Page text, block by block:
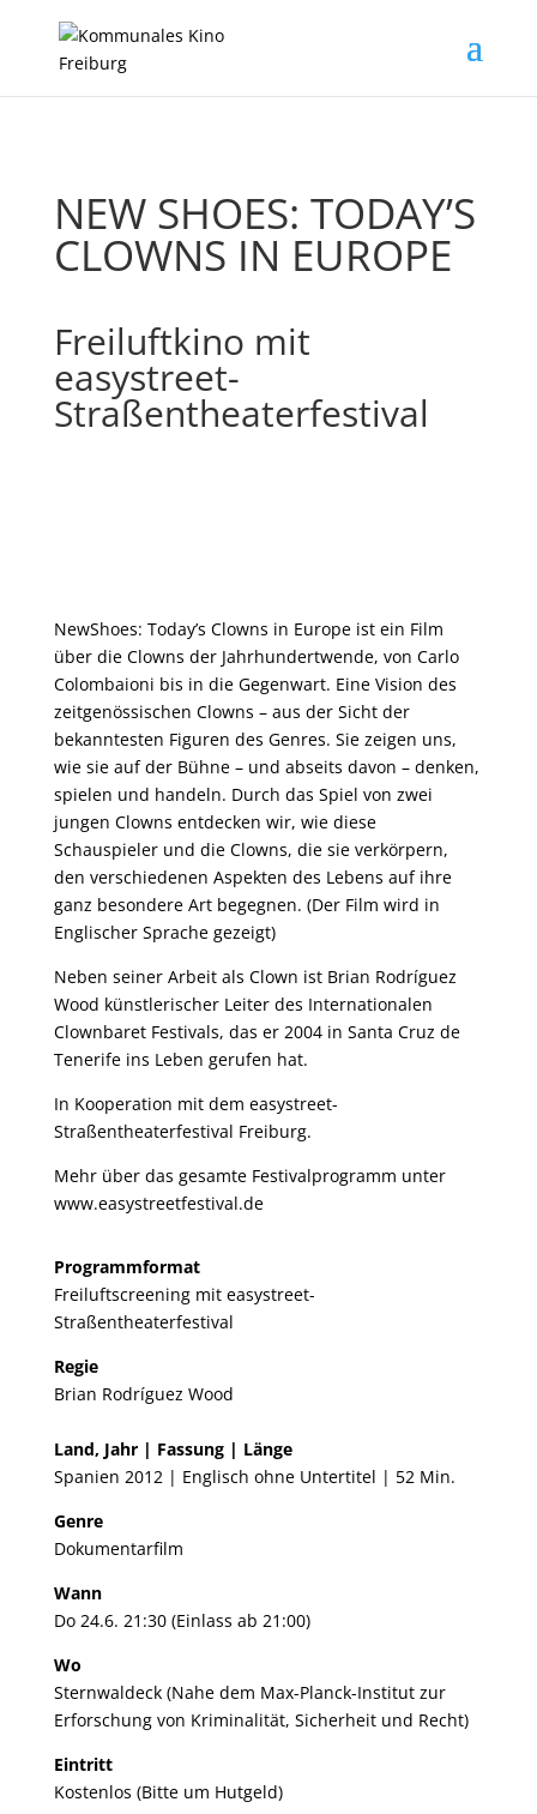
NEW SHOES: TODAY’S
CLOWNS IN EUROPE
Freiluftkino mit
easystreet-
Straßentheaterfestival
NewShoes: Today’s Clowns in Europe ist ein Film
über die Clowns der Jahrhundertwende, von Carlo
Colombaioni bis in die Gegenwart. Eine Vision des
zeitgenössischen Clowns – aus der Sicht der
bekanntesten Figuren des Genres. Sie zeigen uns,
wie sie auf der Bühne – und abseits davon – denken,
spielen und handeln. Durch das Spiel von zwei
jungen Clowns entdecken wir, wie diese
Schauspieler und die Clowns, die sie verkörpern,
den verschiedenen Aspekten des Lebens auf ihre
ganz besondere Art begegnen. (Der Film wird in
Englischer Sprache gezeigt)
Neben seiner Arbeit als Clown ist Brian Rodríguez
Wood künstlerischer Leiter des Internationalen
Clownbaret Festivals, das er 2004 in Santa Cruz de
Tenerife ins Leben gerufen hat.
In Kooperation mit dem easystreet-
Straßentheaterfestival Freiburg.
Mehr über das gesamte Festivalprogramm unter
www.easystreetfestival.de
Programmformat
Freiluftscreening mit easystreet-
Straßentheaterfestival
Regie
Brian Rodríguez Wood
Land, Jahr | Fassung | Länge
Spanien 2012 | Englisch ohne Untertitel | 52 Min.
Genre
Dokumentarfilm
Wann
Do 24.6. 21:30 (Einlass ab 21:00)
Wo
Sternwaldeck (Nahe dem Max-Planck-Institut zur
Erforschung von Kriminalität, Sicherheit und Recht)
Eintritt
Kostenlos (Bitte um Hutgeld)